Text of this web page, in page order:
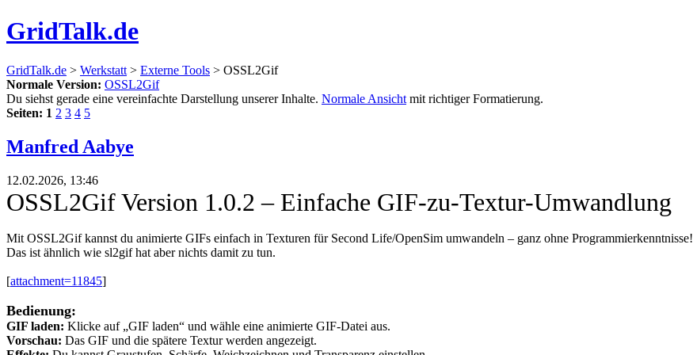
GridTalk.de
GridTalk.de > Werkstatt > Externe Tools > OSSL2Gif
Normale Version: OSSL2Gif
Du siehst gerade eine vereinfachte Darstellung unserer Inhalte. Normale Ansicht mit richtiger Formatierung.
Seiten: 1 2 3 4 5
Manfred Aabye
12.02.2026, 13:46
OSSL2Gif Version 1.0.2 – Einfache GIF-zu-Textur-Umwandlung​
Mit OSSL2Gif kannst du animierte GIFs einfach in Texturen für Second Life/OpenSim umwandeln – ganz ohne Programmierkenntnisse!
Das ist ähnlich wie sl2gif hat aber nichts damit zu tun.
[attachment=11845]
Bedienung:​
GIF laden: Klicke auf „GIF laden“ und wähle eine animierte GIF-Datei aus.
Vorschau: Das GIF und die spätere Textur werden angezeigt.